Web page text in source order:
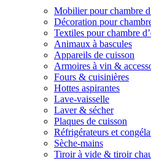
Mobilier pour chambre
Décoration pour
Textiles pour chambre
Animaux à bascules
Appareils de cuisson
Armoires à vin &
Fours & cuisinières
Hottes aspirantes
Lave-vaisselle
Laver & sécher
Plaques de cuisson
Réfrigérateurs et
Sèche-mains
Tiroir à vide & tiroir